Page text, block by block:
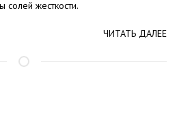
солей жесткости.
ЧИТАТЬ ДАЛЕЕ